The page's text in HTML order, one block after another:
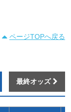
ページTOPへ戻る
最終オッズ